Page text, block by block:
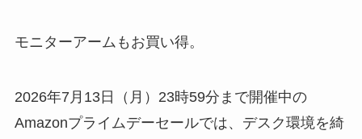
モニターアームもお買い得。
2026年7月13日（月）23時59分まで開催中の
Amazonプライムデーセールでは、デスク環境を綺